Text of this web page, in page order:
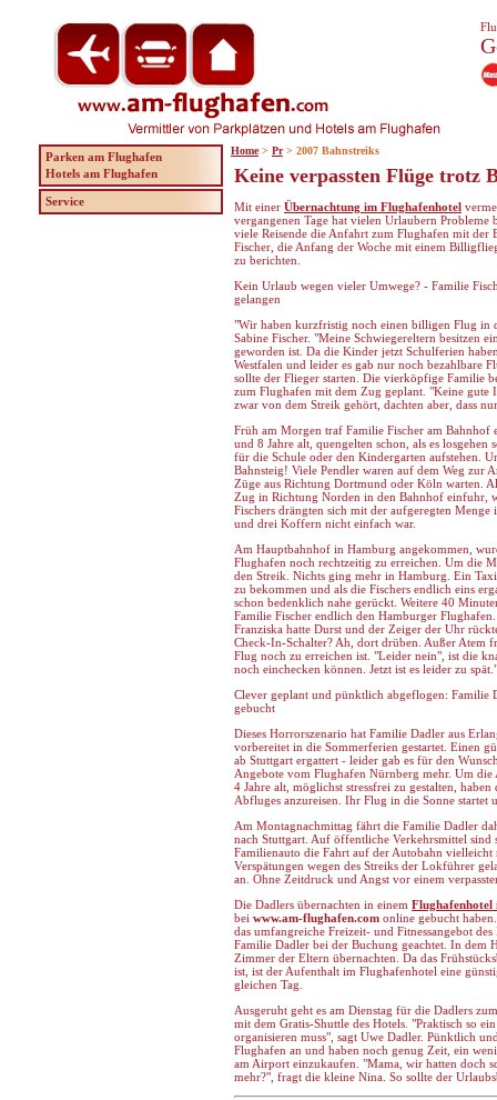
Keine verpassten Flüge trotz
Mit einer Übernachtung im Flughafenhotel
vergangenen Tage hat vielen Urlaubern Probleme
viele Reisende die Anfahrt zum Flughafen mit der
Fischer, die Anfang der Woche mit einem
zu berichten.
Kein Urlaub wegen vieler Umwege? - Familie
gelangen
"Wir haben kurzfristig noch einen billigen Flug in
Sabine Fischer. "Meine Schwiegereltern besitzen
geworden ist. Da die Kinder jetzt Schulferien
Westfalen und leider es gab nur noch bezahlbare
sollte der Flieger starten. Die vierköpfige Familie
zum Flughafen mit dem Zug geplant. "Keine gute
zwar von dem Streik gehört, dachten aber, dass
Früh am Morgen traf Familie Fischer am
und 8 Jahre alt, quengelten schon, als es
für die Schule oder den Kindergarten aufstehen.
Bahnsteig! Viele Pendler waren auf dem Weg zur
Züge aus Richtung Dortmund oder Köln warten.
Zug in Richtung Norden in den Bahnhof einfuhr,
Fischers drängten sich mit der aufgeregten
und drei Koffern nicht einfach war.
Am Hauptbahnhof in Hamburg angekommen,
Flughafen noch rechtzeitig zu erreichen. Um die
den Streik. Nichts ging mehr in Hamburg. Ein
zu bekommen und als die Fischers endlich eins
schon bedenklich nahe gerückt. Weitere 40
Familie Fischer endlich den Hamburger
Franziska hatte Durst und der Zeiger der Uhr
Check-In-Schalter? Ah, dort drüben. Außer Atem
Flug noch zu erreichen ist. "Leider nein", ist die
noch einchecken können. Jetzt ist es leider zu spät."
Clever geplant und pünktlich abgeflogen: Familie
gebucht
Dieses Horrorszenario hat Familie Dadler aus
vorbereitet in die Sommerferien gestartet. Einen
ab Stuttgart ergattert - leider gab es für den
Angebote vom Flughafen Nürnberg mehr. Um
4 Jahre alt, möglichst stressfrei zu gestalten,
Abfluges anzureisen. Ihr Flug in die Sonne startet
Am Montagnachmittag fährt die Familie Dadler
nach Stuttgart. Auf öffentliche Verkehrsmittel sind
Familienauto die Fahrt auf der Autobahn
Verspätungen wegen des Streiks der Lokführer
an. Ohne Zeitdruck und Angst vor einem
Die Dadlers übernachten in einem Flughafenhotel
bei www.am-flughafen.com online gebucht
das umfangreiche Freizeit- und Fitnessangebot
Familie Dadler bei der Buchung geachtet. In dem
Zimmer der Eltern übernachten. Da das
ist, ist der Aufenthalt im Flughafenhotel eine
gleichen Tag.
Ausgeruht geht es am Dienstag für die Dadlers
mit dem Gratis-Shuttle des Hotels. "Praktisch so
organisieren muss", sagt Uwe Dadler. Pünktlich
Flughafen an und haben noch genug Zeit, ein
am Airport einzukaufen. "Mama, wir hatten doch
mehr?", fragt die kleine Nina. So sollte der
Parken am Flughafen
Hotels am Flughafen
Service
Home > Pr > 2007 Bahnstreiks